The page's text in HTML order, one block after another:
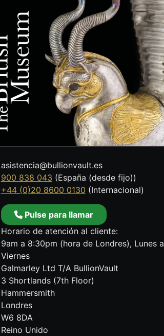
asistencia@bullionvault.es
900 838 043 (España (desde fijo))
+44 (0)20 8600 0130 (Internacional)
Pulse para llamar
Horario de atención al cliente:
9am a 8:30pm (hora de Londres), Lunes a
Viernes
Galmarley Ltd T/A BullionVault
3 Shortlands (7th Floor)
Hammersmith
Londres
W6 8DA
Reino Unido